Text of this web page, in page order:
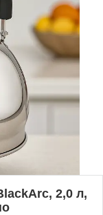
2,0 л,